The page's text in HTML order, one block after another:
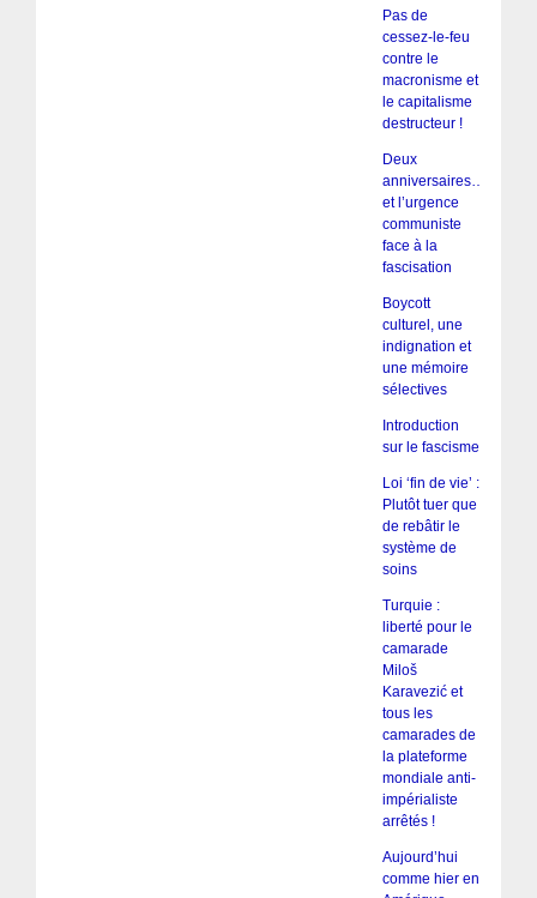
Pas de
cessez-le-feu
contre le
macronisme et
le capitalisme
destructeur !
Deux
anniversaires…
et l’urgence
communiste
face à la
fascisation
Boycott
culturel, une
indignation et
une mémoire
sélectives
Introduction
sur le fascisme
Loi ‘fin de vie’ :
Plutôt tuer que
de rebâtir le
système de
soins
Turquie :
liberté pour le
camarade
Miloš
Karavezić et
tous les
camarades de
la plateforme
mondiale anti-
impérialiste
arrêtés !
Aujourd’hui
comme hier en